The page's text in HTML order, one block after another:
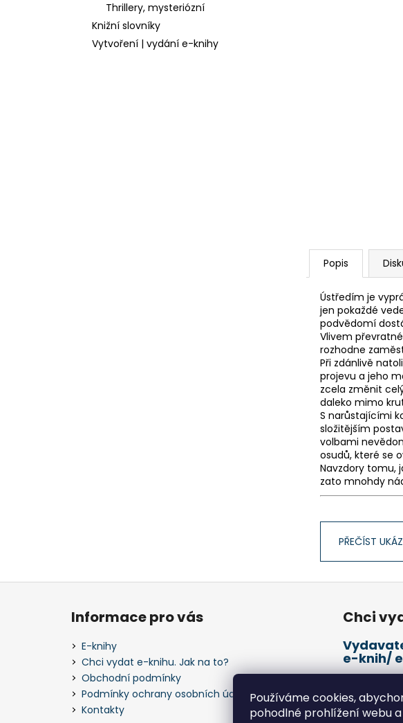
Používáme cookies,
pohodlné prohlížení webu
Thrillery, mysteriózní
Knižní slovníky
Vytvoření | vydání e-knihy
Popis
Ústředím je
jen pokaždé
podvědomí
Vlivem
rozhodne
Při zdánlivě
projevu a jeho
zcela změnit
daleko mimo
S narůstajícími
složitějším
volbami
osudů, které se
Navzdory tomu,
zato mnohdy
PŘEČÍST
Z
Informace pro vás
E-knihy
Chci vydat e-knihu. Jak na to?
Obchodní podmínky
Podmínky ochrany osobních údajů
Kontakty
Chci
e-knih/
Kde